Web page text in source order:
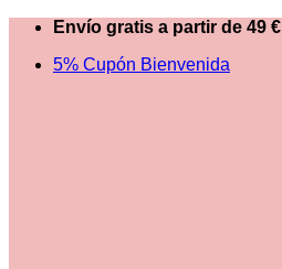
Saltar
contenido
Envío gratis a partir de 49 €
5% Cupón Bienvenida